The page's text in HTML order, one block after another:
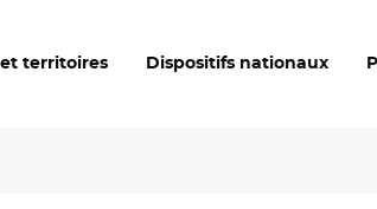
et territoires Dispositifs nationaux